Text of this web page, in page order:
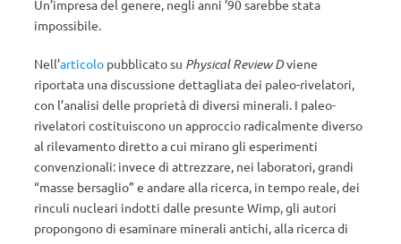
Un’impresa del genere, negli anni ’90 sarebbe stata
impossibile.
Nell’articolo pubblicato su Physical Review Dviene
riportata una discussione dettagliata dei paleo-rivelatori,
con l’analisi delle proprietà di diversi minerali. I paleo-
rivelatori costituiscono un approccio radicalmente diverso
al rilevamento diretto a cui mirano gli esperimenti
convenzionali: invece di attrezzare, nei laboratori, grandi
“masse bersaglio” e andare alla ricerca, in tempo reale, dei
rinculi nucleari indotti dalle presunte Wimp, gli autori
propongono di esaminare minerali antichi, alla ricerca di